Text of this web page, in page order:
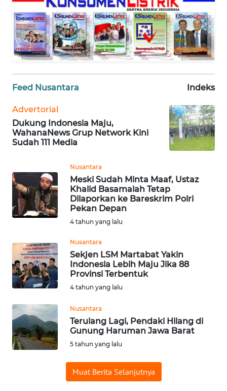
Feed Nusantara Indeks
Advertorial
Dukung Indonesia Maju,
WahanaNews Grup Network Kini
Sudah 111 Media
Nusantara
Meski Sudah Minta Maaf, Ustaz
Khalid Basamalah Tetap
Dilaporkan ke Bareskrim Polri
Pekan Depan
4 tahun yang lalu
Nusantara
Sekjen LSM Martabat Yakin
Indonesia Lebih Maju Jika 88
Provinsi Terbentuk
4 tahun yang lalu
Nusantara
Terulang Lagi, Pendaki Hilang di
Gunung Haruman Jawa Barat
5 tahun yang lalu
Muat Berita Selanjutnya
WN
KEPRI
WN
PAPUA
PAPUA
WN
RIAU
SERAMBI
WN
JAMBI
SULTRA
WN
NTB
WN
SULTENG
WN